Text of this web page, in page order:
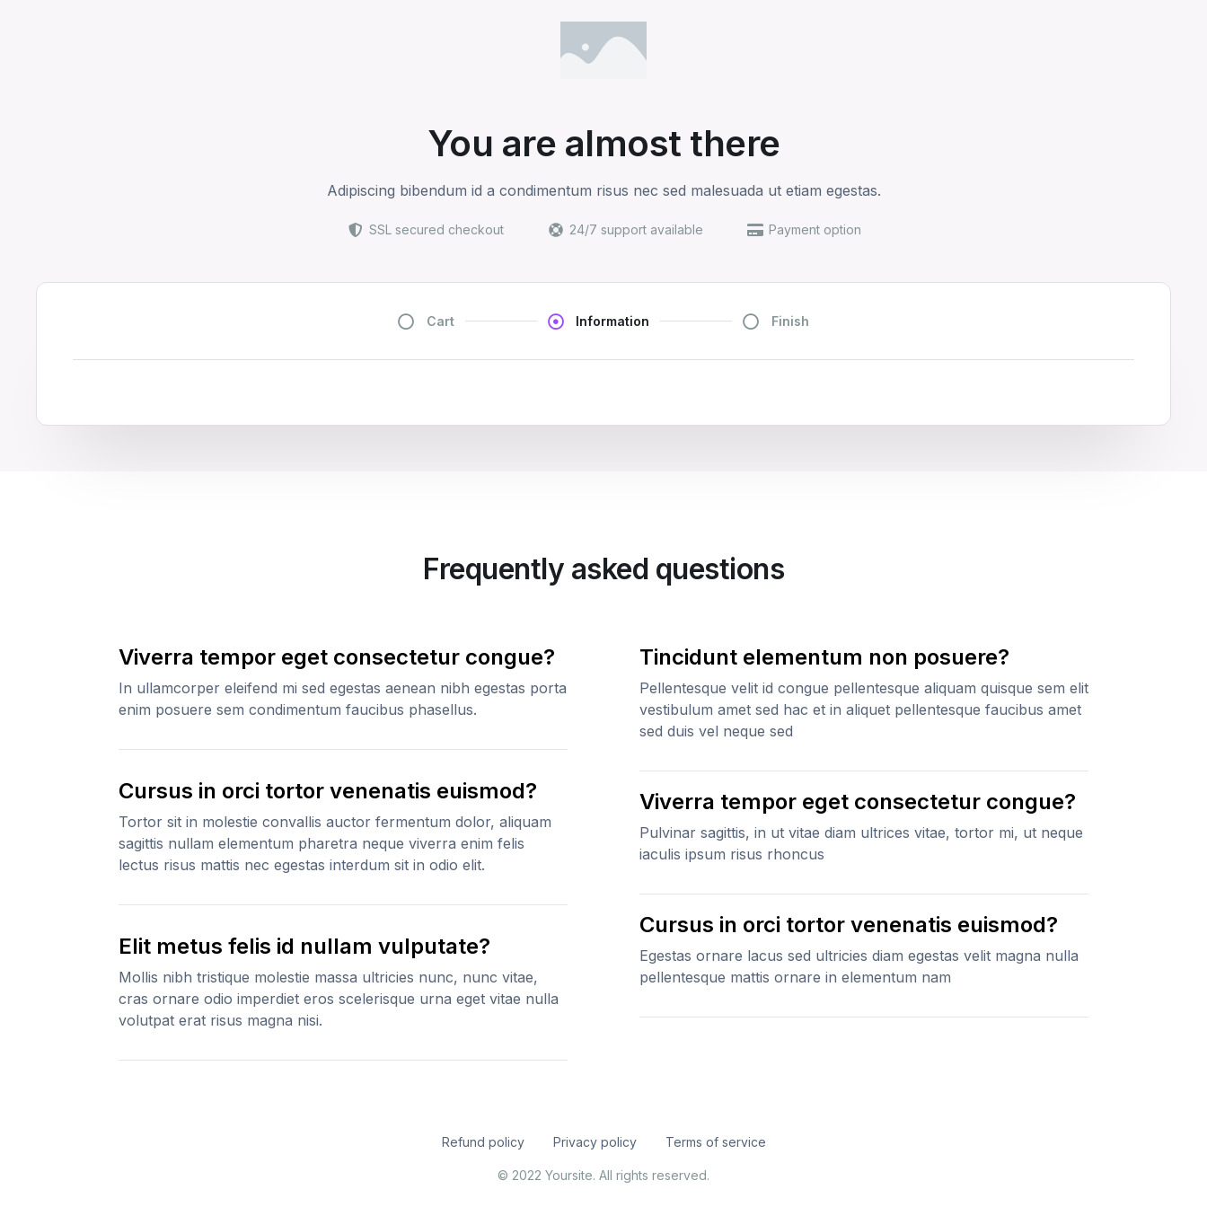
You are almost there
Adipiscing bibendum id a condimentum risus nec sed malesuada ut etiam egestas.
SSL secured checkout 24/7 support available Payment option
Cart Information Finish
Frequently asked questions
Viverra tempor eget consectetur congue?
In ullamcorper eleifend mi sed egestas aenean nibh egestas porta
enim posuere sem condimentum faucibus phasellus.
Cursus in orci tortor venenatis euismod?
Tortor sit in molestie convallis auctor fermentum dolor, aliquam
sagittis nullam elementum pharetra neque viverra enim felis
lectus risus mattis nec egestas interdum sit in odio elit.
Elit metus felis id nullam vulputate?
Mollis nibh tristique molestie massa ultricies nunc, nunc vitae,
cras ornare odio imperdiet eros scelerisque urna eget vitae nulla
volutpat erat risus magna nisi.
Tincidunt elementum non posuere?
Pellentesque velit id congue pellentesque aliquam quisque sem elit
vestibulum amet sed hac et in aliquet pellentesque faucibus amet
sed duis vel neque sed
Viverra tempor eget consectetur congue?
Pulvinar sagittis, in ut vitae diam ultrices vitae, tortor mi, ut neque
iaculis ipsum risus rhoncus
Cursus in orci tortor venenatis euismod?
Egestas ornare lacus sed ultricies diam egestas velit magna nulla
pellentesque mattis ornare in elementum nam
Refund policy Privacy policy Terms of service
© 2022 Yoursite. All rights reserved.